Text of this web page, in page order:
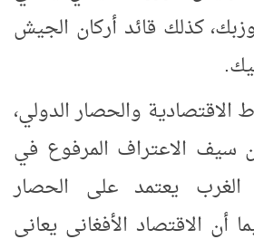
كذلك قائد أركان الجيش
والحصار الدولي،
سيف الاعتراف المرفوع في
يعتمد على الحصار
أن الاقتصاد الأفغاني يعاني